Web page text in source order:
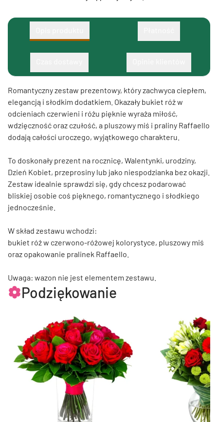
Romantyczny zestaw prezentowy, który zachwyca ciepłem,
elegancją i słodkim dodatkiem. Okazały bukiet róż w
odcieniach czerwieni i różu pięknie wyraża miłość,
wdzięczność oraz czułość, a pluszowy miś i praliny Raffaello
dodają całości uroczego, wyjątkowego charakteru.
To doskonały prezent na rocznicę, Walentynki, urodziny,
Dzień Kobiet, przeprosiny lub jako niespodzianka bez okazji.
Zestaw idealnie sprawdzi się, gdy chcesz podarować
bliskiej osobie coś pięknego, romantycznego i słodkiego
jednocześnie.
W skład zestawu wchodzi:
bukiet róż w czerwono-różowej kolorystyce, pluszowy miś
oraz opakowanie pralinek Raffaello.
Uwaga: wazon nie jest elementem zestawu.
Podziękowanie